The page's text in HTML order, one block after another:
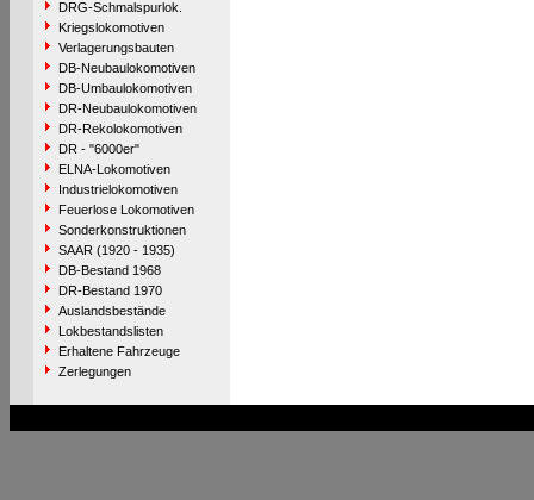
DRG-Schmalspurlok.
Kriegslokomotiven
Verlagerungsbauten
DB-Neubaulokomotiven
DB-Umbaulokomotiven
DR-Neubaulokomotiven
DR-Rekolokomotiven
DR - "6000er"
ELNA-Lokomotiven
Industrielokomotiven
Feuerlose Lokomotiven
Sonderkonstruktionen
SAAR (1920 - 1935)
DB-Bestand 1968
DR-Bestand 1970
Auslandsbestände
Lokbestandslisten
Erhaltene Fahrzeuge
Zerlegungen